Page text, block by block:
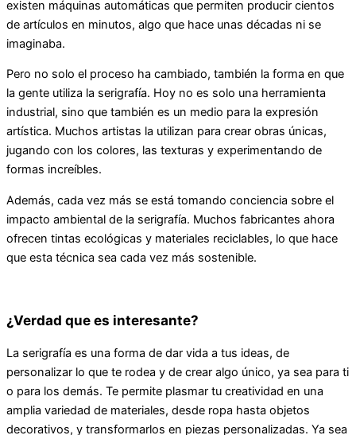
existen máquinas automáticas que permiten producir cientos
de artículos en minutos, algo que hace unas décadas ni se
imaginaba.
Pero no solo el proceso ha cambiado, también la forma en que
la gente utiliza la serigrafía. Hoy no es solo una herramienta
industrial, sino que también es un medio para la expresión
artística. Muchos artistas la utilizan para crear obras únicas,
jugando con los colores, las texturas y experimentando de
formas increíbles.
Además, cada vez más se está tomando conciencia sobre el
impacto ambiental de la serigrafía. Muchos fabricantes ahora
ofrecen tintas ecológicas y materiales reciclables, lo que hace
que esta técnica sea cada vez más sostenible.
¿Verdad que es interesante?
La serigrafía es una forma de dar vida a tus ideas, de
personalizar lo que te rodea y de crear algo único, ya sea para ti
o para los demás. Te permite plasmar tu creatividad en una
amplia variedad de materiales, desde ropa hasta objetos
decorativos, y transformarlos en piezas personalizadas. Ya sea